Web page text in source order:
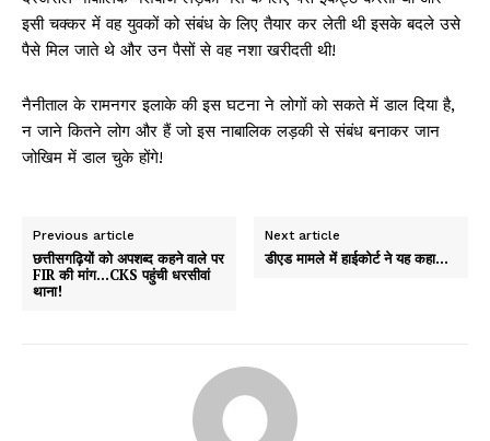
इसी चक्कर में वह युवकों को संबंध के लिए तैयार कर लेती थी इसके बदले उसे
पैसे मिल जाते थे और उन पैसों से वह नशा खरीदती थी!
नैनीताल के रामनगर इलाके की इस घटना ने लोगों को सकते में डाल दिया है,
न जाने कितने लोग और हैं जो इस नाबालिक लड़की से संबंध बनाकर जान
जोखिम में डाल चुके होंगे!
Previous article
छत्तीसगढ़ियों को अपशब्द कहने वाले पर
FIR की मांग…CKS पहुंची धरसीवां
थाना!
Next article
डीएड मामले में हाईकोर्ट ने यह कहा…